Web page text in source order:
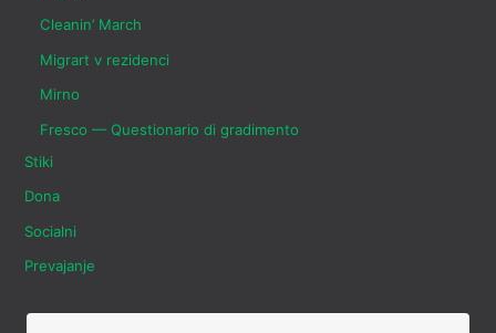
Cleanin’ March
Migrart v rezidenci
Mirno
Fresco — Questionario di gradimento
Stiki
Dona
Socialni
Prevajanje